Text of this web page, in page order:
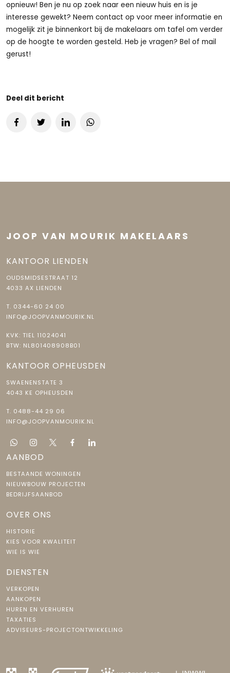
opnieuw! Ben je nu op zoek naar een nieuw huis en is je
interesse gewekt? Neem contact op voor meer informatie en
mogelijk zit je binnenkort bij de makelaars om tafel om verder
op de hoogte te worden gesteld. Heb je vragen? Bel of mail
gerust!
Deel dit bericht
JOOP VAN MOURIK MAKELAARS
KANTOOR LIENDEN
OUDSMIDSESTRAAT 12
4033 AX LIENDEN
T. 0344-60 24 00
INFO@JOOPVANMOURIK.NL
KVK: TIEL 11024041
BTW: NL801408908B01
KANTOOR OPHEUSDEN
SWAENENSTATE 3
4043 KE OPHEUSDEN
T. 0488-44 29 06
INFO@JOOPVANMOURIK.NL
AANBOD
BESTAANDE WONINGEN
NIEUWBOUW PROJECTEN
BEDRIJFSAANBOD
OVER ONS
HISTORIE
KIES VOOR KWALITEIT
WIE IS WIE
DIENSTEN
VERKOPEN
AANKOPEN
HUREN EN VERHUREN
TAXATIES
ADVISEURS-PROJECTONTWIKKELING